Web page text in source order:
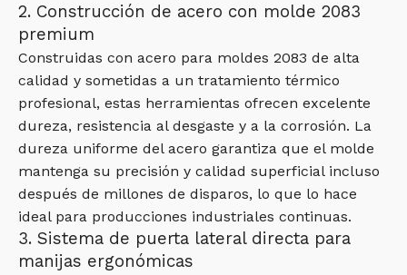
2. Construcción de acero con molde 2083
premium
Construidas con acero para moldes 2083 de alta
calidad y sometidas a un tratamiento térmico
profesional, estas herramientas ofrecen excelente
dureza, resistencia al desgaste y a la corrosión. La
dureza uniforme del acero garantiza que el molde
mantenga su precisión y calidad superficial incluso
después de millones de disparos, lo que lo hace
ideal para producciones industriales continuas.
3. Sistema de puerta lateral directa para
manijas ergonómicas